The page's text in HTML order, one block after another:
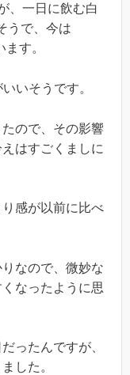
、一日に飲む白
うで、今は
す。
いそうです。
ので、その影響
はすごくましに
感が以前に比べ
なので、微妙な
なったように思
ったんですが、
した。